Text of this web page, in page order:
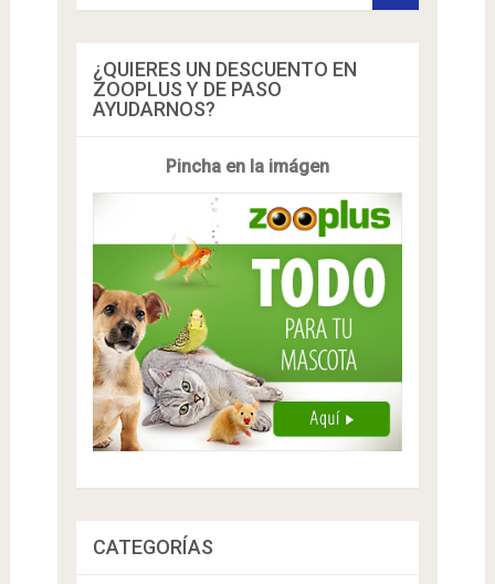
¿QUIERES UN DESCUENTO EN
ZOOPLUS Y DE PASO
AYUDARNOS?
Pincha en la imágen
CATEGORÍAS